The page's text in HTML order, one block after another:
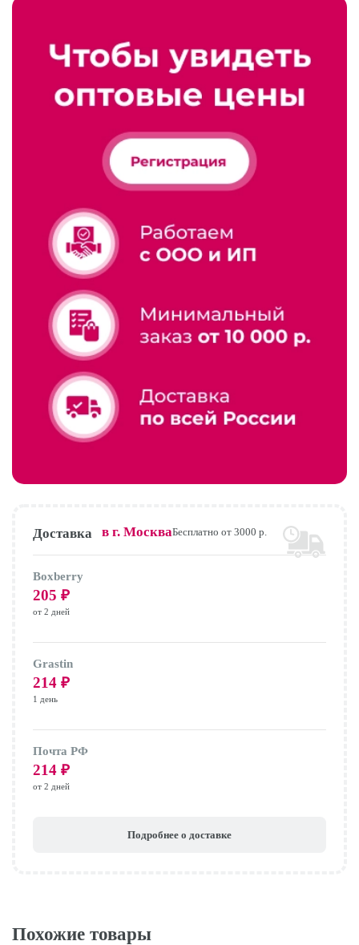
Доставка в г. МоскваБесплатно от 3000 р.
Boxberry
205 ₽
от 2 дней
Grastin
214 ₽
1 день
Почта РФ
214 ₽
от 2 дней
Подробнее о доставке
Похожие товары